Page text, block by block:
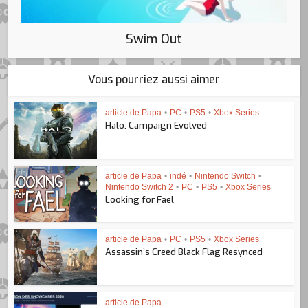
Swim Out
Vous pourriez aussi aimer
article de Papa • PC • PS5 • Xbox Series
Halo: Campaign Evolved
article de Papa • indé • Nintendo Switch •
Nintendo Switch 2 • PC • PS5 • Xbox Series
Looking for Fael
article de Papa • PC • PS5 • Xbox Series
Assassin’s Creed Black Flag Resynced
article de Papa